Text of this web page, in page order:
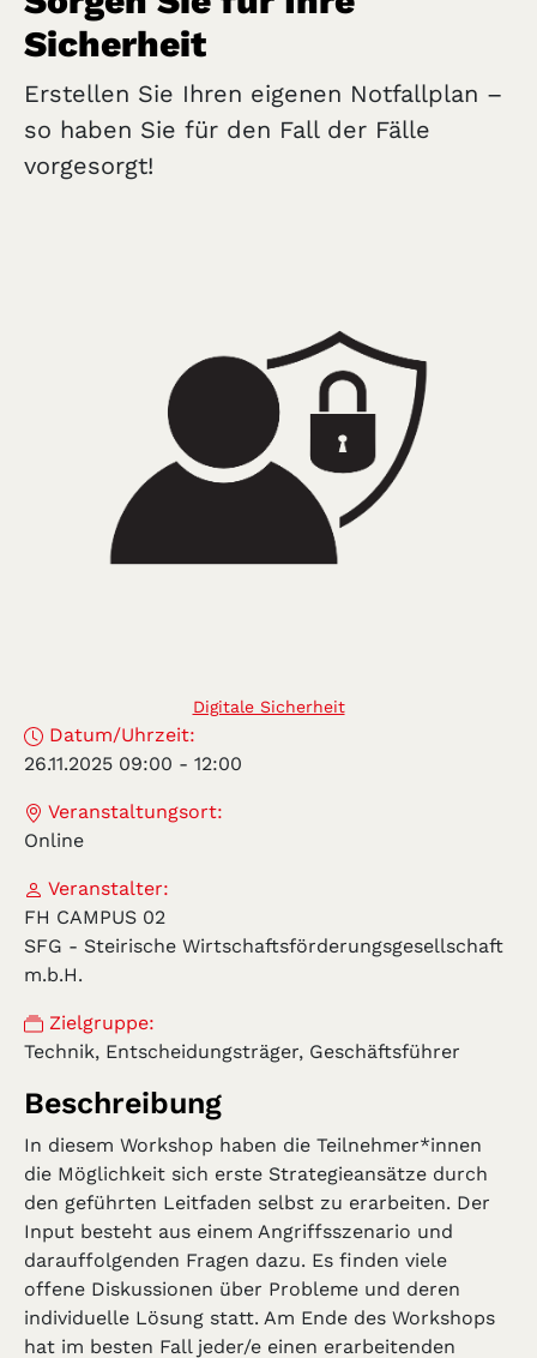
Sicherheit
Erstellen Sie Ihren eigenen Notfallplan –
so haben Sie für den Fall der Fälle
vorgesorgt!
Digitale Sicherheit
Datum/Uhrzeit:
26.11.2025 09:00 - 12:00
Veranstaltungsort:
Online
Veranstalter:
FH CAMPUS 02
SFG - Steirische Wirtschaftsförderungsgesellschaft
m.b.H.
Zielgruppe:
Technik, Entscheidungsträger, Geschäftsführer
Beschreibung
In diesem Workshop haben die Teilnehmer*innen
die Möglichkeit sich erste Strategieansätze durch
den geführten Leitfaden selbst zu erarbeiten. Der
Input besteht aus einem Angriffsszenario und
darauffolgenden Fragen dazu. Es finden viele
offene Diskussionen über Probleme und deren
individuelle Lösung statt. Am Ende des Workshops
hat im besten Fall jeder/e einen erarbeitenden